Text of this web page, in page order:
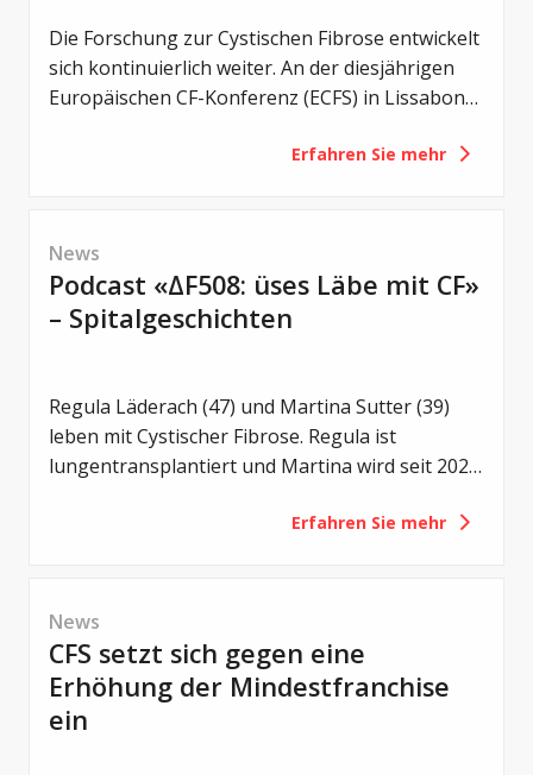
Die Forschung zur Cystischen Fibrose entwickelt
sich kontinuierlich weiter. An der diesjährigen
Europäischen CF-Konferenz (ECFS) in Lissabon
von einem noch früheren Einsatz von CFTR-
Therapieansätzen und neuen Strategien gegen
bakterielle Infektionen.
Erfahren Sie mehr
News
Podcast «ΔF508: üses Läbe mit CF»
– Spitalgeschichten
Regula Läderach (47) und Martina Sutter (39)
leben mit Cystischer Fibrose. Regula ist
lungentransplantiert und Martina wird seit 2021
Lebenswege – und doch eine gemeinsame
Erfahren Sie mehr
News
CFS setzt sich gegen eine
Erhöhung der Mindestfranchise
ein